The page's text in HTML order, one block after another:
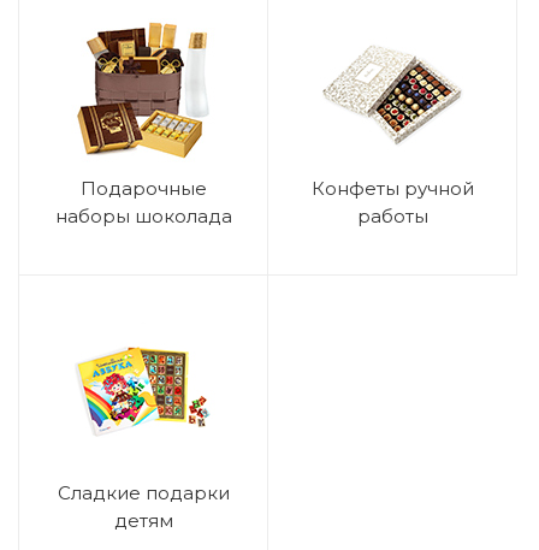
Подарочные
наборы шоколада
Конфеты ручной
работы
Сладкие подарки
детям